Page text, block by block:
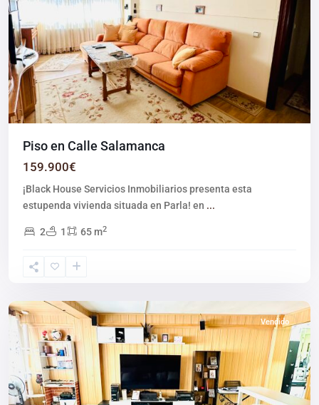
Piso en Calle Salamanca
159.900€
¡Black House Servicios Inmobiliarios presenta esta
estupenda vivienda situada en Parla! en ...
2 1 65 m2
Vendido